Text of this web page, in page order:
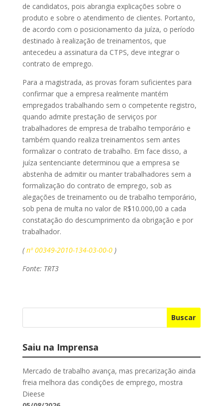
de candidatos, pois abrangia explicações sobre o
produto e sobre o atendimento de clientes. Portanto,
de acordo com o posicionamento da juíza, o período
destinado à realização de treinamentos, que
antecedeu a assinatura da CTPS, deve integrar o
contrato de emprego.
Para a magistrada, as provas foram suficientes para
confirmar que a empresa realmente mantém
empregados trabalhando sem o competente registro,
quando admite prestação de serviços por
trabalhadores de empresa de trabalho temporário e
também quando realiza treinamentos sem antes
formalizar o contrato de trabalho. Em face disso, a
juíza sentenciante determinou que a empresa se
abstenha de admitir ou manter trabalhadores sem a
formalização do contrato de emprego, sob as
alegações de treinamento ou de trabalho temporário,
sob pena de multa no valor de R$10.000,00 a cada
constatação do descumprimento da obrigação e por
trabalhador.
(nº 00349-2010-134-03-00-0)
Fonte: TRT3
Buscar
Saiu na Imprensa
Mercado de trabalho avança, mas precarização ainda
freia melhora das condições de emprego, mostra
Dieese